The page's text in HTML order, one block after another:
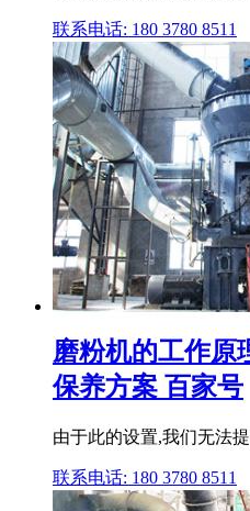
联系电话: 180 3780 8511
磨粉机的工作原
保养方案 百家号
由于此的设置,我们无法
联系电话: 180 3780 8511